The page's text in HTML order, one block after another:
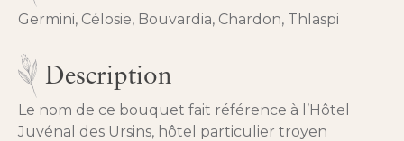
Germini, Célosie, Bouvardia, Chardon, Thlaspi
Description
Le nom de ce bouquet fait référence à l’Hôtel
Juvénal des Ursins, hôtel particulier troyen